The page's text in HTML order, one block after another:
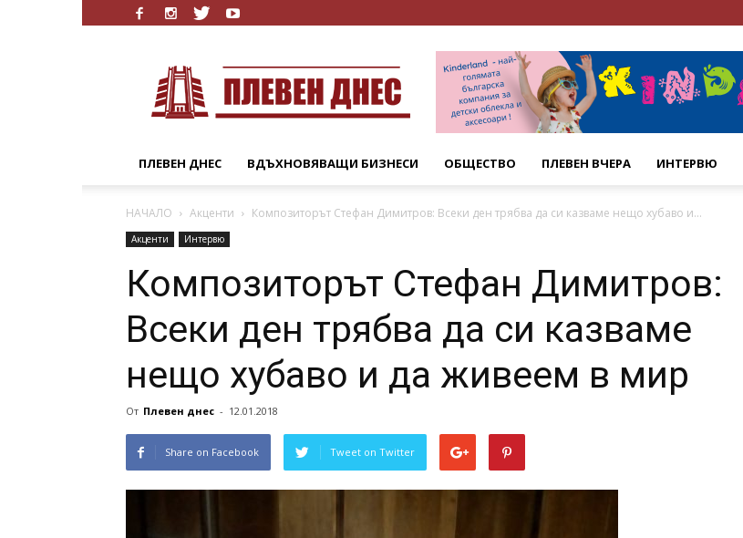
Днес
ПЛЕВЕН ДНЕС ВДЪХНОВЯВАЩИ БИЗНЕСИ ОБЩЕСТВО ПЛЕВЕН ВЧЕРА ИНТЕРВЮ
НАЧАЛО Акценти Композиторът Стефан Димитров: Всеки ден трябва да си казваме нещо хубаво и...
Акценти Интервю
Композиторът Стефан Димитров:
Всеки ден трябва да си казваме
нещо хубаво и да живеем в мир
От Плевен днес - 12.01.2018
Share on Facebook Tweet on Twitter